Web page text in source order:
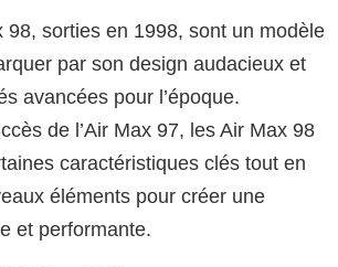
98, sorties en 1998, sont un modèle
par son design audacieux et
avancées pour l’époque.
de l’Air Max 97, les Air Max 98
caractéristiques clés tout en
éléments pour créer une
et performante.